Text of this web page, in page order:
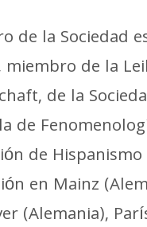
de la Sociedad
miembro de la
de la
de
de
en Mainz
(Alemania),